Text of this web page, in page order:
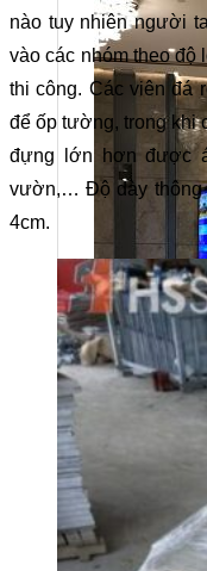
nào tuy nhiên người
vào các nhóm theo độ
thi công. Các viên đá
để ốp tường, trong khi
đựng lớn hơn được
vườn,… Độ dày thông
4cm.